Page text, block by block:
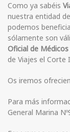
Como ya sabéis
nuestra entidad
podemos
sólamente son
Oficial de
de Viajes el Corte
Os iremos
Para más
General Marina